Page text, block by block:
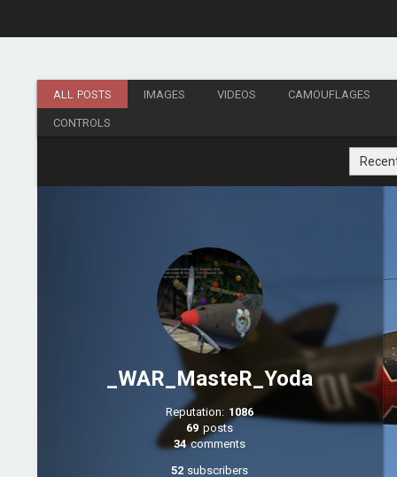
ALL POSTS IMAGES VIDEOS CAMOUFLAGES
CONTROLS
_WAR_MasteR_Yoda
Reputation: 1086
69 posts
34comments
52subscribers